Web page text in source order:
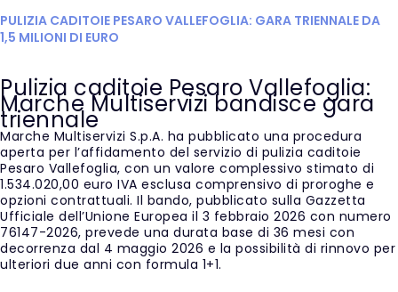
PULIZIA CADITOIE PESARO VALLEFOGLIA: GARA TRIENNALE DA
1,5 MILIONI DI EURO
Pulizia caditoie Pesaro Vallefoglia:
Marche Multiservizi bandisce gara
triennale
Marche Multiservizi S.p.A. ha pubblicato una procedura
aperta per l’affidamento del servizio di pulizia caditoie
Pesaro Vallefoglia, con un valore complessivo stimato di
1.534.020,00 euro IVA esclusa comprensivo di proroghe e
opzioni contrattuali. Il bando, pubblicato sulla Gazzetta
Ufficiale dell’Unione Europea il 3 febbraio 2026 con numero
76147-2026, prevede una durata base di 36 mesi con
decorrenza dal 4 maggio 2026 e la possibilità di rinnovo per
ulteriori due anni con formula 1+1.